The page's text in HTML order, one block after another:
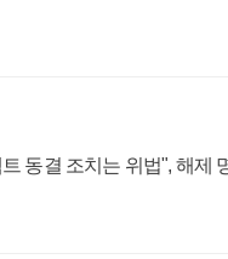
동결 조치는 위법", 해제